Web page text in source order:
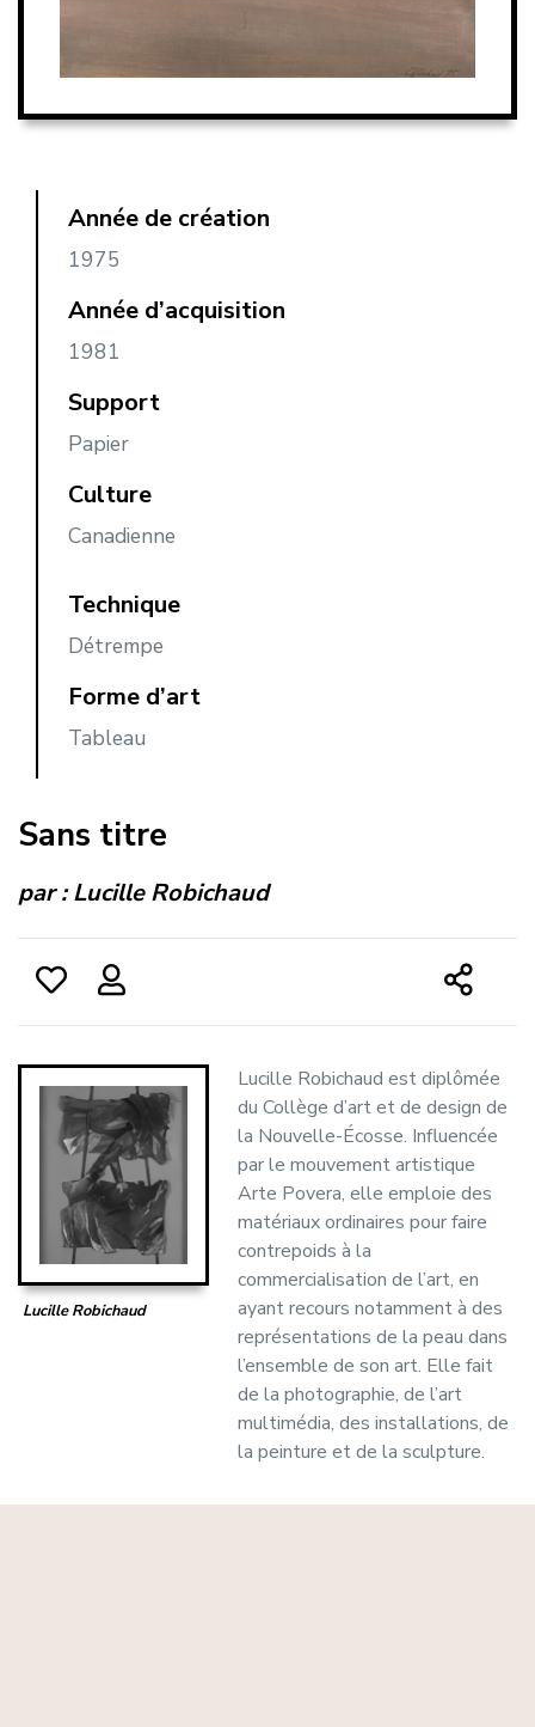
Année de création
1975
Année d’acquisition
1981
Support
Papier
Culture
Canadienne
Technique
Détrempe
Forme d’art
Tableau
Sans titre
par :Lucille Robichaud
Lucille Robichaud
Lucille Robichaud est diplômée
du Collège d’art et de design de
la Nouvelle-Écosse. Influencée
par le mouvement artistique
Arte Povera, elle emploie des
matériaux ordinaires pour faire
contrepoids à la
commercialisation de l’art, en
ayant recours notamment à des
représentations de la peau dans
l’ensemble de son art. Elle fait
de la photographie, de l’art
multimédia, des installations, de
la peinture et de la sculpture.